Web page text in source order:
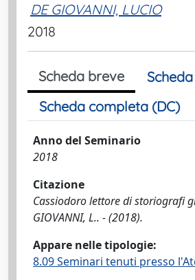
DE GIOVANNI, LUCIO
2018
Scheda breve
Scheda completa (DC)
Anno del Seminario
2018
Citazione
Cassiodoro lettore di storiografi
GIOVANNI, L.. - (2018).
Appare nelle tipologie:
8.09 Seminari tenuti presso